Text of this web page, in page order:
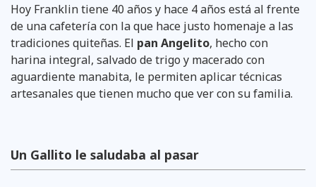
Hoy Franklin tiene 40 años y hace 4 años está al frente
de una cafetería con la que hace justo homenaje a las
tradiciones quiteñas. El pan Angelito, hecho con
harina integral, salvado de trigo y macerado con
aguardiente manabita, le permiten aplicar técnicas
artesanales que tienen mucho que ver con su familia.
Un Gallito le saludaba al pasar